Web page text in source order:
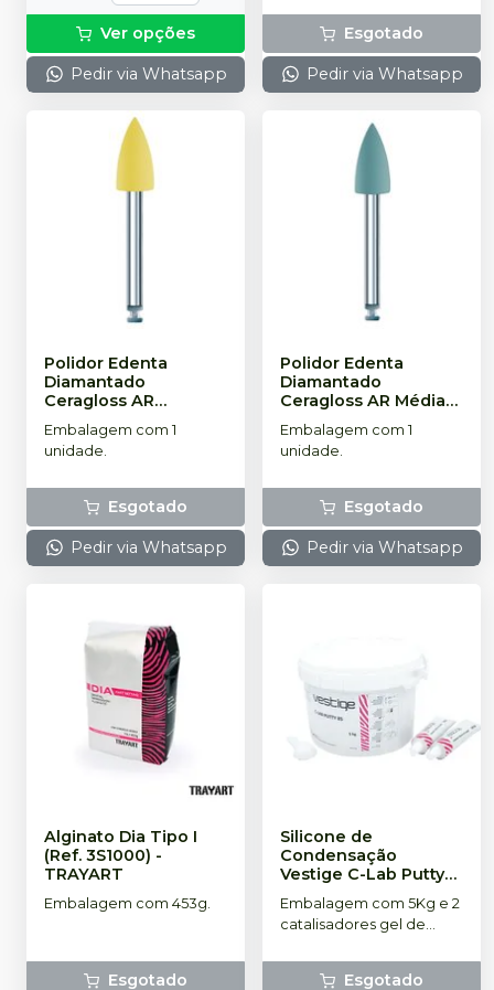
Ver opções
Pedir via Whatsapp
Esgotado
Pedir via Whatsapp
Polidor Edenta
Diamantado
Ceragloss AR
EDENTA
Embalagem com 1
unidade.
Esgotado
Pedir via Whatsapp
Polidor Edenta
Diamantado
Ceragloss AR Média-
Embalagem com 1
unidade.
Esgotado
Pedir via Whatsapp
Alginato Dia Tipo I
(Ref. 3S1000) -
TRAYART
Embalagem com 453g.
Esgotado
Silicone de
Condensação
Vestige C-Lab Putty
catalisadores 60ml
cada (Ref. 2L1001)-
Embalagem com 5Kg e 2
catalisadores gel de
Esgotado